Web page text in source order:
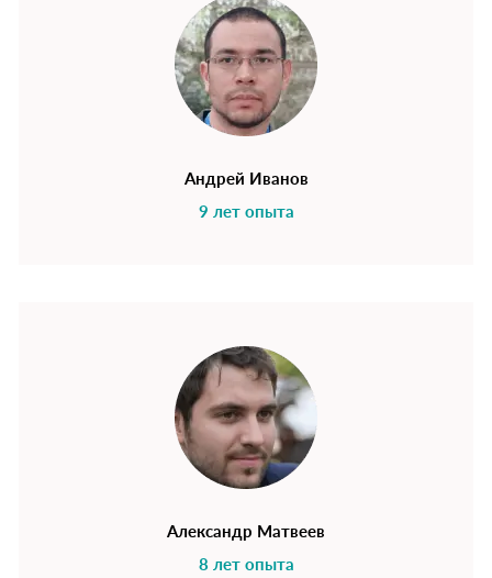
Андрей Иванов
9 лет опыта
Александр Матвеев
8 лет опыта